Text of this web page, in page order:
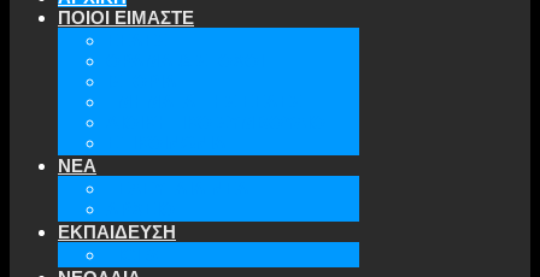
ΠΟΙΟΙ ΕΙΜΑΣΤΕ
ΝΕΑ
ΕΚΠΑΙΔΕΥΣΗ